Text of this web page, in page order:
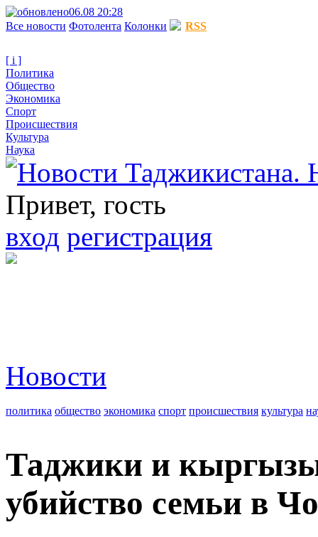
06.08 20:28
Все новости Фотолента Колонки RSS
[ i ]
Политика
Общество
Экономика
Спорт
Происшествия
Культура
Наука
Привет, гость
вход регистрация
Новости
политика общество экономика спорт происшествия культура
Таджики и кыргызы
убийство семьи в